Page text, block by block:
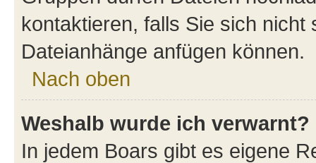
kontaktieren, falls Sie sich
Dateianhänge anfügen können.
Nach oben
Weshalb wurde ich verwarnt?
In jedem Boars gibt es eigene